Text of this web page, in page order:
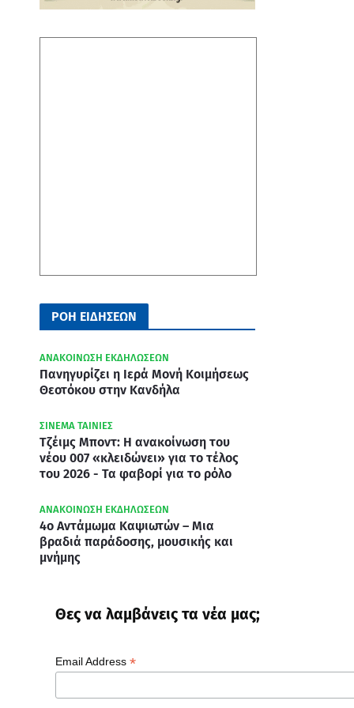
ΡΟΗ ΕΙΔΗΣΕΩΝ
ΑΝΑΚΟΙΝΩΣΗ ΕΚΔΗΛΩΣΕΩΝ
Πανηγυρίζει η Ιερά Μονή Κοιμήσεως
Θεοτόκου στην Κανδήλα
ΣΙΝΕΜΑ ΤΑΙΝΙΕΣ
Τζέιμς Μποντ: Η ανακοίνωση του
νέου 007 «κλειδώνει» για το τέλος
του 2026 - Τα φαβορί για το ρόλο
ΑΝΑΚΟΙΝΩΣΗ ΕΚΔΗΛΩΣΕΩΝ
4ο Αντάμωμα Καψιωτών – Μια
βραδιά παράδοσης, μουσικής και
μνήμης
Θες να λαμβάνεις τα νέα μας;
Email Address *